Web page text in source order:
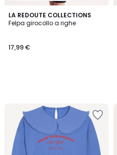
LA REDOUTE COLLECTIONS
Felpa girocollo a righe
17,99 €